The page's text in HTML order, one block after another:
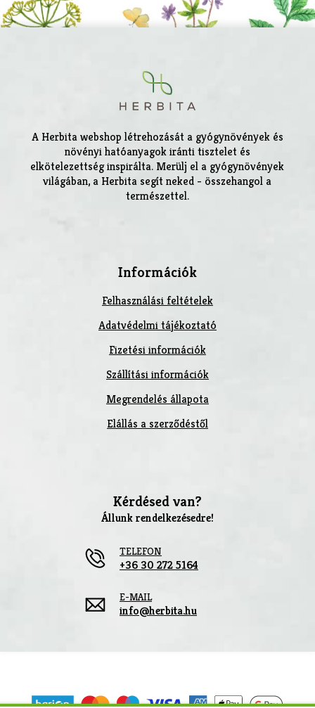
A Herbita webshop létrehozását a gyógynövények és
növényi hatóanyagok iránti tisztelet és
elkötelezettség inspirálta. Merülj el a gyógynövények
világában, a Herbita segít neked - összehangol a
természettel.
Információk
Felhasználási feltételek
Adatvédelmi tájékoztató
Fizetési információk
Szállítási információk
Megrendelés állapota
Elállás a szerződéstől
Kérdésed van?
Állunk rendelkezésedre!
TELEFON
+36 30 272 5164
E-MAIL
info@herbita.hu